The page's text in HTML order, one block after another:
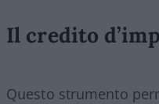
Il credito
Questo strumento